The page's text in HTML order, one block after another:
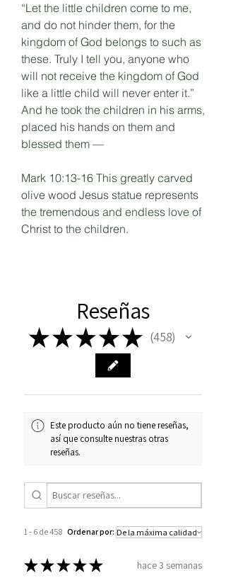
“Let the little children come to me,
and do not hinder them, for the
kingdom of God belongs to such as
these. Truly I tell you, anyone who
will not receive the kingdom of God
like a little child will never enter it.”
And he took the children in his arms,
placed his hands on them and
blessed them —
Mark 10:13-16 This greatly carved
olive wood Jesus statue represents
the tremendous and endless love of
Christ to the children.
Reseñas
★★★★★ 458
458
Este producto aún no tiene reseñas,
así que consulte nuestras otras
reseñas.
1 - 6 de 458 Ordenar por:
★★★★★ hace 3 semanas